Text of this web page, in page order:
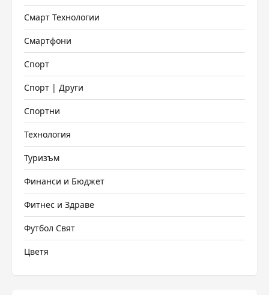
Смарт Технологии
Смартфони
Спорт
Спорт | Други
Спортни
Технология
Туризъм
Финанси и Бюджет
Фитнес и Здраве
Футбол Свят
Цветя